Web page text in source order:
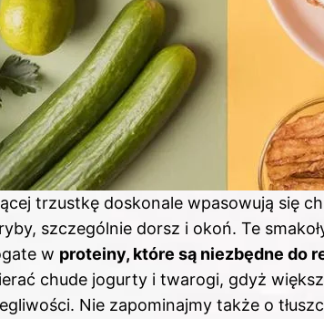
trzustkę doskonale wpasowują się
szczególnie dorsz i okoń. Te
w proteiny, które są niezbędne do
chude jogurty i twarogi, gdyż
Nie zapominajmy także o